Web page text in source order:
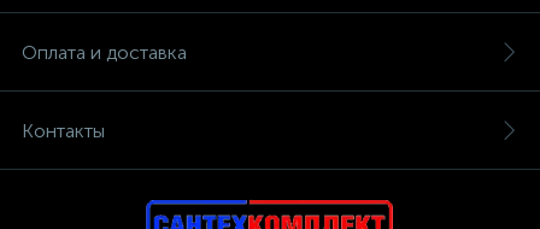
Оплата и доставка
Контакты